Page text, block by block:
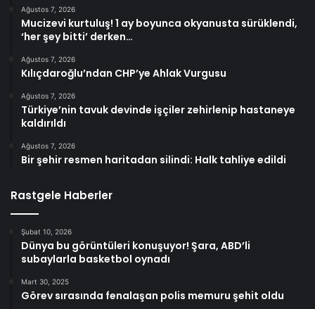
Ağustos 7, 2026
Mucizevi kurtuluş! 1 ay boyunca okyanusta sürüklendi,
‘her şey bitti’ derken…
Ağustos 7, 2026
Kılıçdaroğlu’ndan CHP’ye Ahlak Vurgusu
Ağustos 7, 2026
Türkiye’nin tavuk devinde işçiler zehirlenip hastaneye
kaldırıldı
Ağustos 7, 2026
Bir şehir resmen haritadan silindi: Halk tahliye edildi
Rastgele Haberler
Şubat 10, 2026
Dünya bu görüntüleri konuşuyor! Şara, ABD’li
subaylarla basketbol oynadı
Mart 30, 2025
Görev sırasında fenalaşan polis memuru şehit oldu